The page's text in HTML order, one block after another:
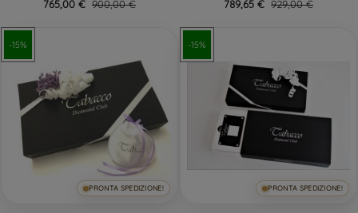
765,00 € 900,00 € 789,65 € 929,00 €
-15%
PRONTA SPEDIZIONE!
-15%
PRONTA SPEDIZIONE!